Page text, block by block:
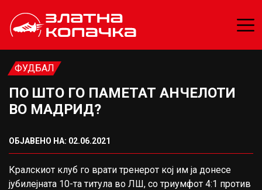
ФУДБАЛ
ПО ШТО ГО ПАМЕТАТ АНЧЕЛОТИ
ВО МАДРИД?
ОБЈАВЕНО НА: 02.06.2021
Кралскиот клуб го врати тренерот кој им ја донесе
јубилејната 10-та титула во ЛШ, со триумфот 4:1 против